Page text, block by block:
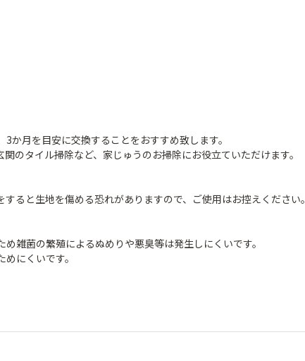
か月を目安に交換することをおすすめ致します。
のタイル掃除など、家じゅうのお掃除にお役立ていただけます。
ると生地を傷める恐れがありますので、ご使用はお控えください。
雑菌の繁殖によるぬめりや悪臭等は発生しにくいです。
にくいです。